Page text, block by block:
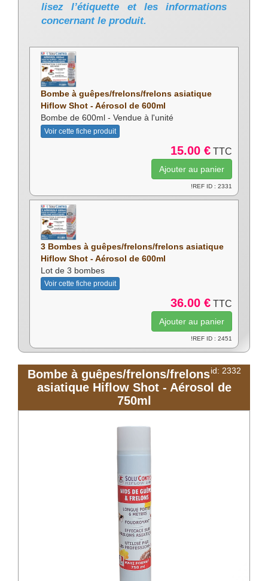
lisez l’étiquette et les informations
concernant le produit.
Bombe à guêpes/frelons/frelons asiatique
Hiflow Shot - Aérosol de 600ml
Bombe de 600ml - Vendue à l'unité
Voir cette fiche produit
15.00 € TTC
!REF ID : 2331
3 Bombes à guêpes/frelons/frelons asiatique
Hiflow Shot - Aérosol de 600ml
Lot de 3 bombes
Voir cette fiche produit
36.00 € TTC
!REF ID : 2451
id: 2332
Bombe à guêpes/frelons/frelons
asiatique Hiflow Shot - Aérosol de
750ml